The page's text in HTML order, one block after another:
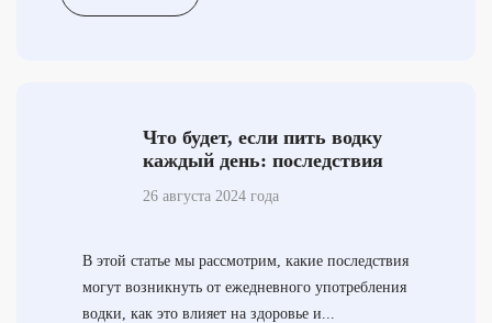
Что будет, если пить водку
каждый день: последствия
26 августа 2024 года
В этой статье мы рассмотрим, какие последствия
могут возникнуть от ежедневного употребления
водки, как это влияет на здоровье и...